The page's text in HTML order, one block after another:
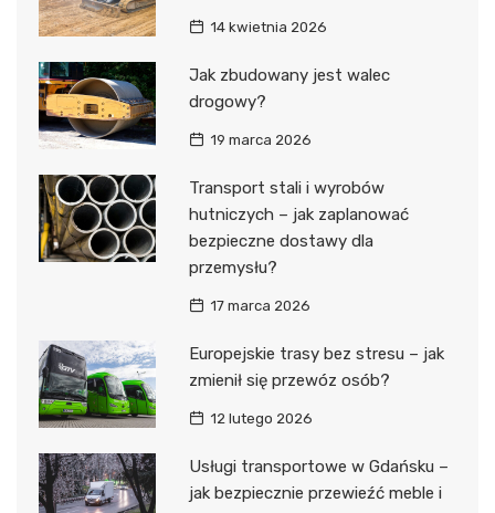
14 kwietnia 2026
Jak zbudowany jest walec
drogowy?
19 marca 2026
Transport stali i wyrobów
hutniczych – jak zaplanować
bezpieczne dostawy dla
przemysłu?
17 marca 2026
Europejskie trasy bez stresu – jak
zmienił się przewóz osób?
12 lutego 2026
Usługi transportowe w Gdańsku –
jak bezpiecznie przewieźć meble i